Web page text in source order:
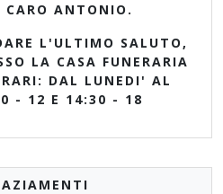
CARO ANTONIO.
L'ULTIMO SALUTO,
LA CASA FUNERARIA
DAL LUNEDI' AL
- 12 E 14:30 - 18